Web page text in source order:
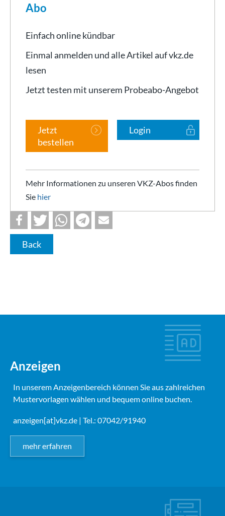
Abo
Einfach online kündbar
Einmal anmelden und alle Artikel auf vkz.de
lesen
Jetzt testen mit unserem Probeabo-Angebot
Jetzt
bestellen
Login
Mehr Informationen zu unseren VKZ-Abos finden
Sie hier
Back
Anzeigen
In unserem Anzeigenbereich können Sie aus zahlreichen
Mustervorlagen wählen und bequem online buchen.
anzeigen[at]vkz.de | Tel.: 07042/91940
mehr erfahren